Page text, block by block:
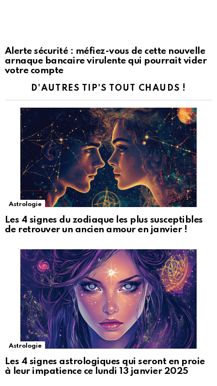
Alerte sécurité : méfiez-vous de cette nouvelle
arnaque bancaire virulente qui pourrait vider
votre compte
D'AUTRES TIP'S TOUT CHAUDS !
Astrologie
Les 4 signes du zodiaque les plus susceptibles
de retrouver un ancien amour en janvier !
Astrologie
Les 4 signes astrologiques qui seront en proie
à leur impatience ce lundi 13 janvier 2025